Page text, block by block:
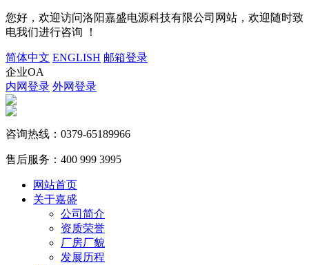
您好，欢迎访问洛阳嘉盛电源科技有限公司网站，欢迎随时致
电我们进行咨询 ！
简体中文 ENGLISH 邮箱登录
企业OA
内网登录 外网登录
咨询热线： 0379-65189966
售后服务： 400 999 3995
网站首页
关于嘉盛
公司简介
资质荣誉
厂房厂貌
发展历程